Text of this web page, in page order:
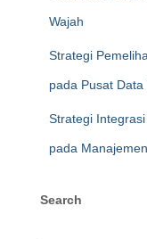
Wajah
Strategi
pada Pusat Data
Strategi
pada
Search